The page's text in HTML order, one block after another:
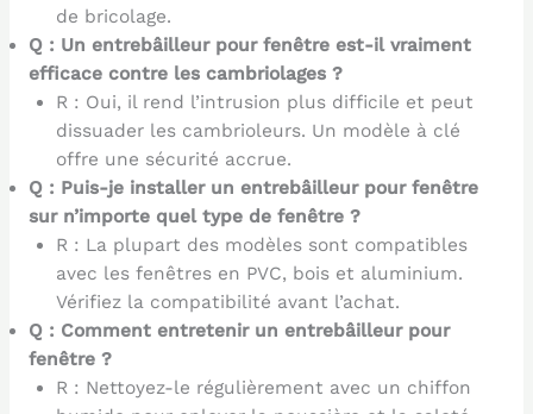
de bricolage.
Q : Un entrebâilleur pour fenêtre est-il vraiment
efficace contre les cambriolages ?
R : Oui, il rend l’intrusion plus difficile et peut
dissuader les cambrioleurs. Un modèle à clé
offre une sécurité accrue.
Q : Puis-je installer un entrebâilleur pour fenêtre
sur n’importe quel type de fenêtre ?
R : La plupart des modèles sont compatibles
avec les fenêtres en PVC, bois et aluminium.
Vérifiez la compatibilité avant l’achat.
Q : Comment entretenir un entrebâilleur pour
fenêtre ?
R : Nettoyez-le régulièrement avec un chiffon